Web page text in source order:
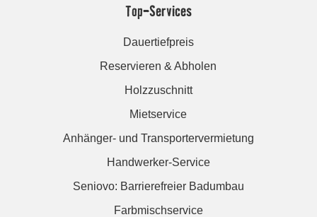
Top-Services
Dauertiefpreis
Reservieren & Abholen
Holzzuschnitt
Mietservice
Anhänger- und Transportervermietung
Handwerker-Service
Seniovo: Barrierefreier Badumbau
Farbmischservice